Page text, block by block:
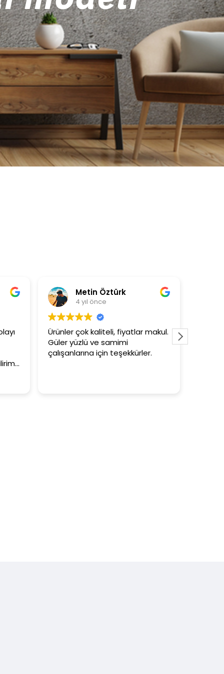
Öztürk
fiyatlar makul.
samimi
için teşekkürler.
Asli Ersoy
3+1 evin kagidini kapataslak ne
tutar